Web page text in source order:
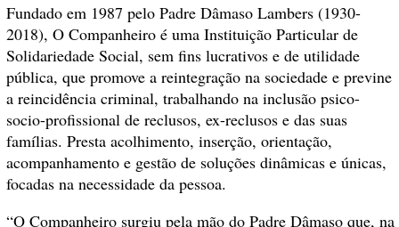
Fundado em 1987 pelo Padre Dâmaso Lambers (1930-
2018), O Companheiro é uma Instituição Particular de
Solidariedade Social, sem fins lucrativos e de utilidade
pública, que promove a reintegração na sociedade e previne
a reincidência criminal, trabalhando na inclusão psico-
socio-profissional de reclusos, ex-reclusos e das suas
famílias. Presta acolhimento, inserção, orientação,
acompanhamento e gestão de soluções dinâmicas e únicas,
focadas na necessidade da pessoa.
“O Companheiro surgiu pela mão do Padre Dâmaso que, na